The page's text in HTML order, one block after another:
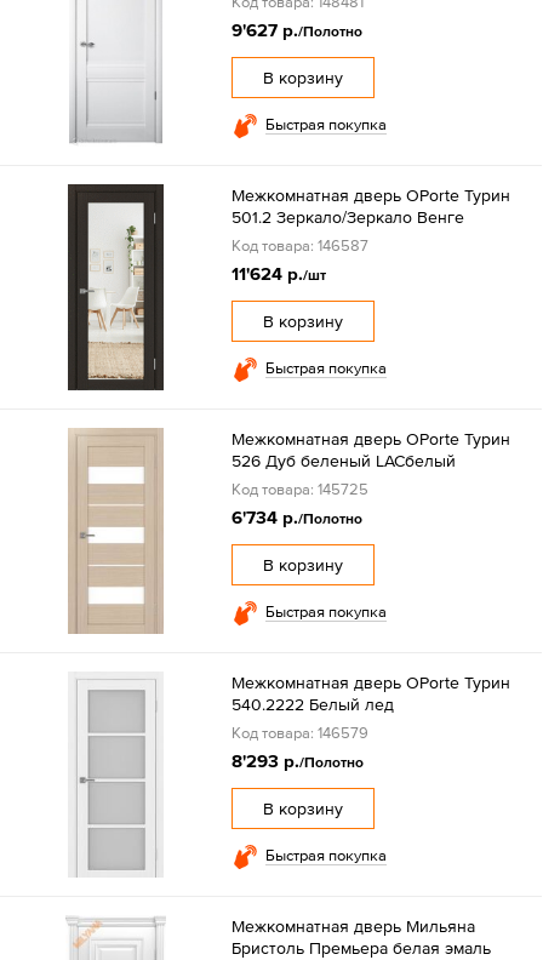
9'627 р./Полотно
В корзину
Быстрая покупка
Межкомнатная дверь OPorte Турин
501.2 Зеркало/Зеркало Венге
Код товара: 146587
11'624 р./шт
В корзину
Быстрая покупка
Межкомнатная дверь OPorte Турин
526 Дуб беленый LACбелый
Код товара: 145725
6'734 р./Полотно
В корзину
Быстрая покупка
Межкомнатная дверь OPorte Турин
540.2222 Белый лед
Код товара: 146579
8'293 р./Полотно
В корзину
Быстрая покупка
Межкомнатная дверь Мильяна
Бристоль Премьера белая эмаль